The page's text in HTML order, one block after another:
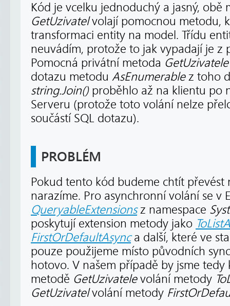
Kód je vcelku jednoduchý a jasný, obě
GetUzivatelvolají pomocnou metodu,
transformaci entity na model. Třídu
neuvádím, protože to jak vypadají je z
Pomocná privátní metoda GetUzivatele
dotazu metodu AsEnumerablez toho
string.Join()proběhlo až na klientu po
Serveru (protože toto volání nelze
součástí SQL dotazu).
PROBLÉM
Pokud tento kód budeme chtít převést
narazíme. Pro asynchronní volání se v
QueryableExtensionsz namespace
poskytují extension metody jako
FirstOrDefaultAsynca další, které ve
pouze použijeme místo původních
hotovo. V našem případě by jsme
metodě GetUzivatelevolání metody
GetUzivatelvolání metody